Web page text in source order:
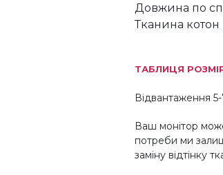
Довжина по
Тканина котон
ТАБЛИЦЯ
Відвантаження
Ваш монітор
потреби ми
заміну відтінку